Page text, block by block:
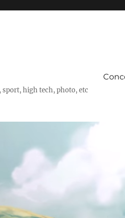
sport, high tech, photo, etc